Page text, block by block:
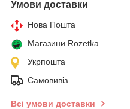
Умови доставки
Нова Пошта
Магазини Rozetka
Укрпошта
Самовивіз
Всі умови доставки